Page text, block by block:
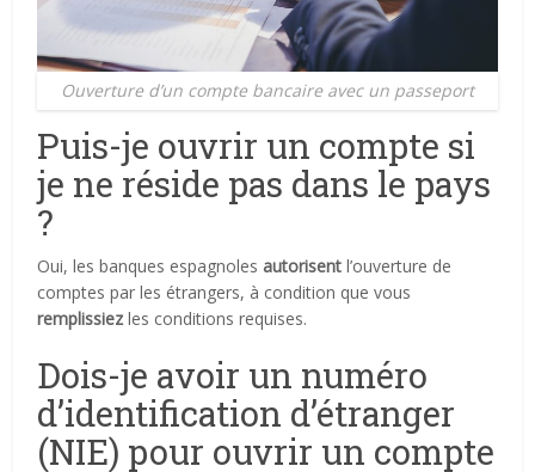
Ouverture d’un compte bancaire avec un passeport
Puis-je ouvrir un compte si
je ne réside pas dans le pays
?
Oui, les banques espagnoles autorisent l’ouverture de
comptes par les étrangers, à condition que vous
remplissiez les conditions requises.
Dois-je avoir un numéro
d’identification d’étranger
(NIE) pour ouvrir un compte